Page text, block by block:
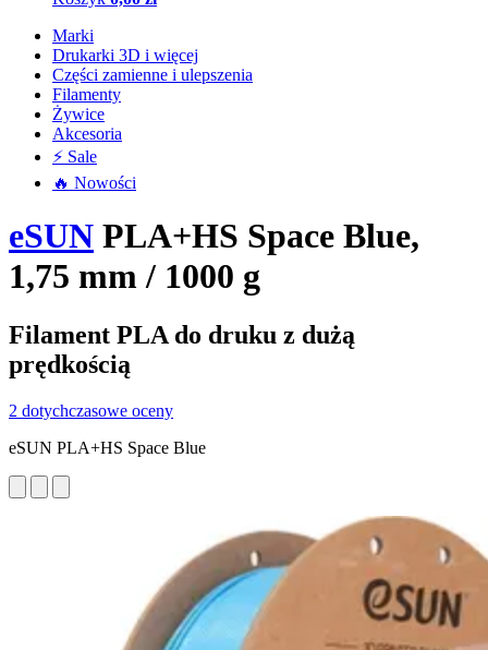
Marki
Drukarki 3D i więcej
Części zamienne i ulepszenia
Filamenty
Żywice
Akcesoria
⚡ Sale
🔥 Nowości
eSUN PLA+HS Space Blue,
1,75 mm / 1000 g
Filament PLA do druku z dużą
prędkością
2 dotychczasowe oceny
eSUN PLA+HS Space Blue